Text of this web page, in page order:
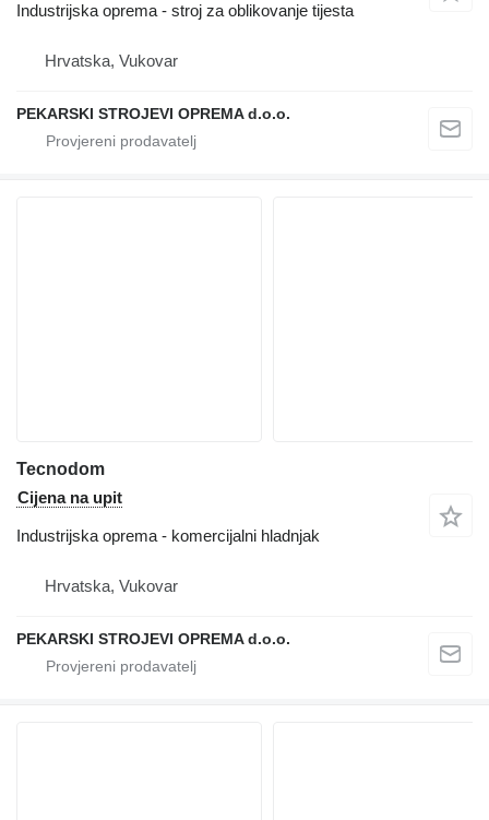
Industrijska oprema - stroj za oblikovanje tijesta
Hrvatska, Vukovar
PEKARSKI STROJEVI OPREMA d.o.o.
Tecnodom
Cijena na upit
Industrijska oprema - komercijalni hladnjak
Hrvatska, Vukovar
PEKARSKI STROJEVI OPREMA d.o.o.